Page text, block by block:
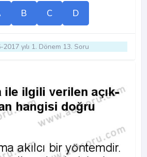
B C D
2017 yılı 1. Dönem 13. Soru